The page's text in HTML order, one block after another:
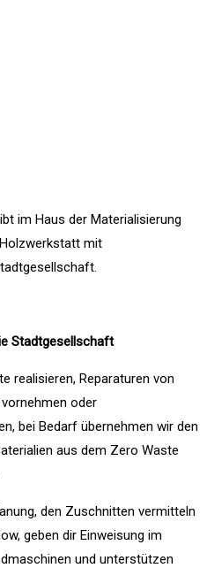
im Haus der Materialisierung
mit
Stadtgesellschaft
realisieren, Reparaturen von
oder
bei Bedarf übernehmen wir den
aus dem Zero Waste
den Zuschnitten vermitteln
geben dir Einweisung im
und unterstützen